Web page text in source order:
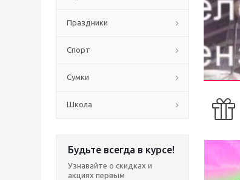
Праздники
Спорт
Сумки
Школа
Будьте всегда в курсе!
Узнавайте о скидках и
акциях первым